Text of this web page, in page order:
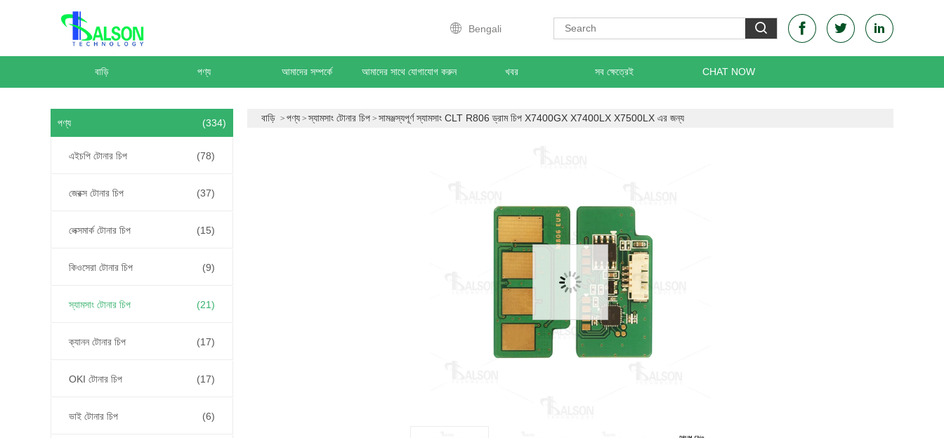
Bengali
বাড়ি পণ্য আমাদের সম্পর্কে আমাদের সাথে যোগাযোগ করুন খবর সব ক্ষেত্রেই CHAT NOW
পণ্য (334)
এইচপি টোনার চিপ (78)
জেরক্স টোনার চিপ (37)
লেক্সমার্ক টোনার চিপ (15)
কিওসেরা টোনার চিপ (9)
স্যামসাং টোনার চিপ (21)
ক্যানন টোনার চিপ (17)
OKI টোনার চিপ (17)
ভাই টোনার চিপ (6)
বাড়ি পণ্য স্যামসাং টোনার চিপ সামঞ্জস্যপূর্ণ স্যামসাং CLT R806 ড্রাম চিপ X7400GX X7400LX X7500LX এর জন্য